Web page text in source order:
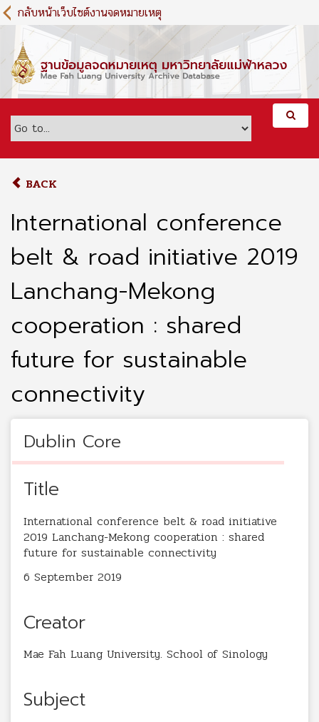
S
k
m
c
กลับหน้าเว็บไซต์งานจดหมายเหตุ
BACK
International conference
belt & road initiative 2019
Lanchang-Mekong
cooperation : shared
future for sustainable
connectivity
Dublin Core
Title
International conference belt & road initiative
2019 Lanchang-Mekong cooperation : shared
future for sustainable connectivity
6 September 2019
Creator
Mae Fah Luang University. School of Sinology
Subject